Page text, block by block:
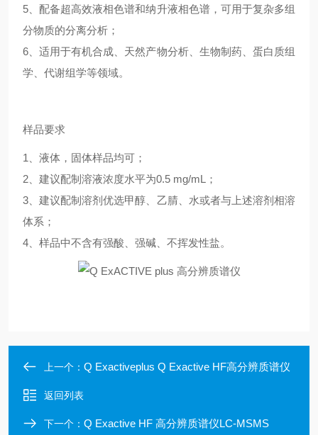
5、配备超高效液相色谱和纳升液相色谱，可用于复杂多组
分物质的分离分析；
6、适用于有机合成、天然产物分析、生物制药、蛋白质组
学、代谢组学等领域。
样品要求
1、液体，固体样品均可；
2、建议配制溶液浓度水平为0.5 mg/mL；
3、建议配制溶剂优选甲醇、乙腈、水或者与上述溶剂相溶
体系；
4、样品中不含有强酸、强碱、不挥发性盐。
上一个： Q Exactiveplus Q Exactive HF高分辨质谱仪
返回列表
下一个： Q Exactive HF 高分辨质谱仪LC-MSMS